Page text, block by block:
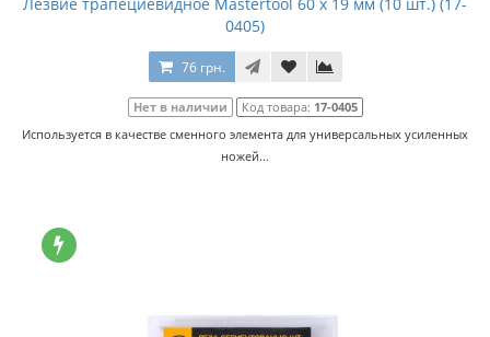
0405)
76 грн.
Нет в наличии Код товара: 17-0405
Используется в качестве сменного элемента для универсальных усиленных
ножей...